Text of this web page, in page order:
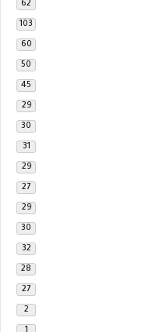
62
103
60
50
45
29
30
31
29
27
29
30
32
28
27
2